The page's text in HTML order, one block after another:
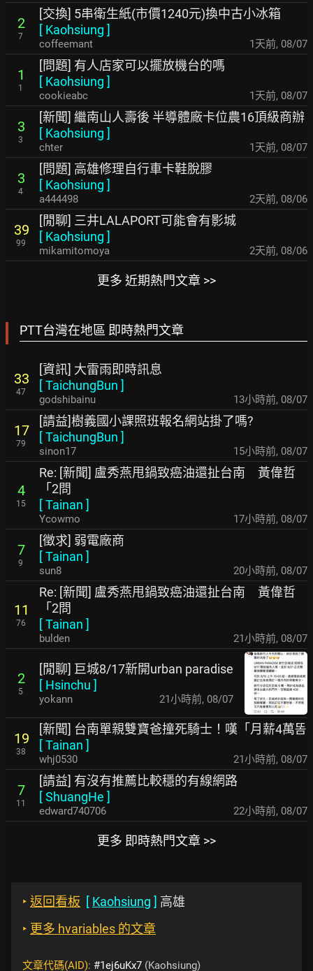
2
7
[交換] 5串衛生紙(市價1240元)換中古小冰箱
[ Kaohsiung ]
coffeemant 1天前, 08/07
1
1
[問題] 有人店家可以擺放機台的嗎
[ Kaohsiung ]
cookieabc 1天前, 08/07
3
3
[新聞] 繼南山人壽後 半導體廠卡位農16頂級商辦
[ Kaohsiung ]
chter 1天前, 08/07
3
4
[問題] 高雄修理自行車卡鞋脫膠
[ Kaohsiung ]
a444498 2天前, 08/06
39
99
[閒聊] 三井LALAPORT可能會有影城
[ Kaohsiung ]
mikamitomoya 2天前, 08/06
更多 近期熱門文章 >>
PTT台灣在地區 即時熱門文章
33
47
[資訊] 大雷雨即時訊息
[TaichungBun ]
godshibainu 13小時前, 08/07
17
79
[請益]樹義國小課照班報名網站掛了嗎?
[TaichungBun ]
sinon17 15小時前, 08/07
4
15
Re: [新聞] 盧秀燕甩鍋致癌油還扯台南 黃偉哲
「2問
[Tainan ]
Ycowmo 17小時前, 08/07
7
9
[徵求] 弱電廠商
[Tainan ]
sun8 20小時前, 08/07
11
76
Re: [新聞] 盧秀燕甩鍋致癌油還扯台南 黃偉哲
「2問
[Tainan ]
bulden 21小時前, 08/07
2
5
[閒聊] 巨城8/17新開urban paradise
[ Hsinchu ]
yokann 21小時前, 08/07
19
38
[新聞] 台南單親雙寶爸撞死騎士！嘆「月薪4萬똠
[Tainan ]
whj0530 21小時前, 08/07
7
11
[請益] 有沒有推薦比較穩的有線網路
[ShuangHe ]
edward740706 22小時前, 08/07
更多 即時熱門文章 >>
‣ 返回看板 [ Kaohsiung ] 高雄
‣ 更多 hvariables 的文章
文章代碼(AID): #1ej6uKx7 (Kaohsiung)